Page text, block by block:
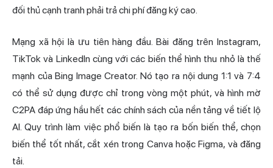
đối thủ cạnh tranh phải trả chi phí đăng ký cao.
Mạng xã hội là ưu tiên hàng đầu. Bài đăng trên Instagram,
TikTok và LinkedIn cùng với các biến thể hình thu nhỏ là thế
mạnh của Bing Image Creator. Nó tạo ra nội dung 1:1 và 7:4
có thể sử dụng được chỉ trong vòng một phút, và hình mờ
C2PA đáp ứng hầu hết các chính sách của nền tảng về tiết lộ
AI. Quy trình làm việc phổ biến là tạo ra bốn biến thể, chọn
biến thể tốt nhất, cắt xén trong Canva hoặc Figma, và đăng
tải.